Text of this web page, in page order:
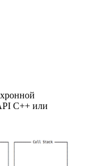
C++ или